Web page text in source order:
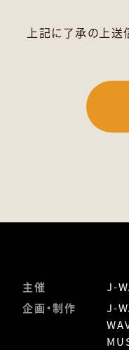
上記に了承の上送
主催
J-
企画・制作
J-